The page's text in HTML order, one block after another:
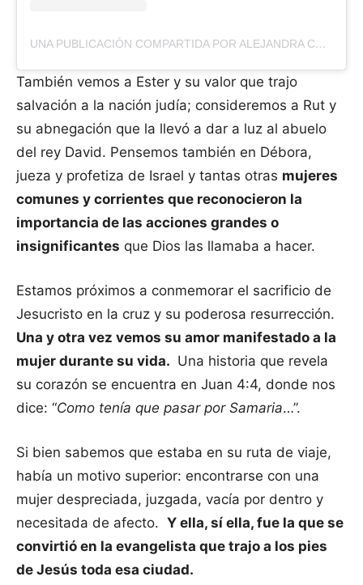
UNA PUBLICACIÓN COMPARTIDA POR ALEJANDRA CABRERA (@ALEXGCABRERA)
También vemos a Ester y su valor que trajo
salvación a la nación judía; consideremos a Rut y
su abnegación que la llevó a dar a luz al abuelo
del rey David. Pensemos también en Débora,
jueza y profetiza de Israel y tantas otras mujeres
comunes y corrientes que reconocieron la
importancia de las acciones grandes o
insignificantes que Dios las llamaba a hacer.
Estamos próximos a conmemorar el sacrificio de
Jesucristo en la cruz y su poderosa resurrección.
Una y otra vez vemos su amor manifestado a la
mujer durante su vida. Una historia que revela
su corazón se encuentra en Juan 4:4, donde nos
dice: “Como tenía que pasar por Samaria…”.
Si bien sabemos que estaba en su ruta de viaje,
había un motivo superior: encontrarse con una
mujer despreciada, juzgada, vacía por dentro y
necesitada de afecto. Y ella, sí ella, fue la que se
convirtió en la evangelista que trajo a los pies
de Jesús toda esa ciudad.